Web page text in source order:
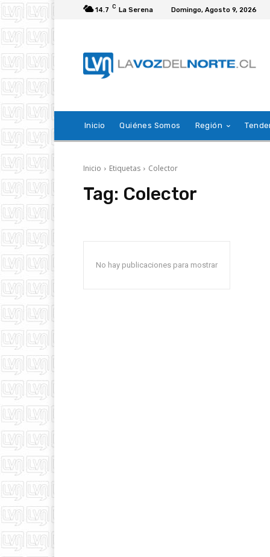
14.7 C La Serena Domingo, Agosto 9, 2026
Inicio Quiénes Somos Región
Inicio Etiquetas Colector
Tag: Colector
No hay publicaciones para mostrar